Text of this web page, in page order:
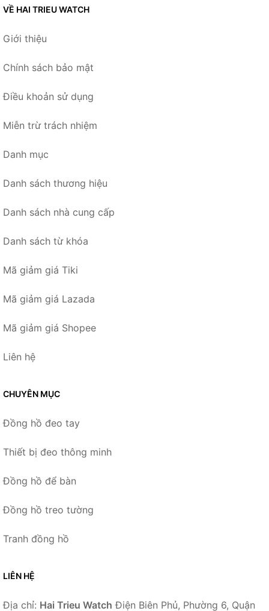
VỀ HAI TRIEU WATCH
Giới thiệu
Chính sách bảo mật
Điều khoản sử dụng
Miễn trừ trách nhiệm
Danh mục
Danh sách thương hiệu
Danh sách nhà cung cấp
Danh sách từ khóa
Mã giảm giá Tiki
Mã giảm giá Lazada
Mã giảm giá Shopee
Liên hệ
CHUYÊN MỤC
Đồng hồ đeo tay
Thiết bị đeo thông minh
Đồng hồ để bàn
Đồng hồ treo tường
Tranh đồng hồ
LIÊN HỆ
Địa chỉ: Hai Trieu Watch Điện Biên Phủ, Phường 6, Quận